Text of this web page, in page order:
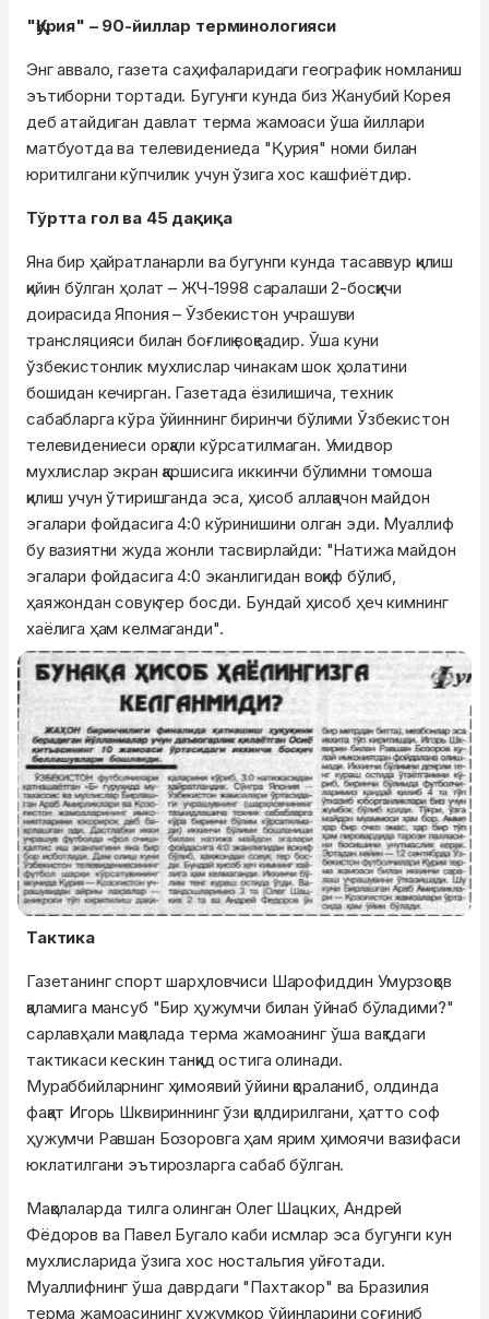
"Қурия" – 90-йиллар терминологияси
Энг аввало, газета саҳифаларидаги географик номланиш
эътиборни тортади. Бугунги кунда биз Жанубий Корея
деб атайдиган давлат терма жамоаси ўша йиллари
матбуотда ва телевидениеда "Қурия" номи билан
юритилгани кўпчилик учун ўзига хос кашфиётдир.
Тўртта гол ва 45 дақиқа
Яна бир ҳайратланарли ва бугунги кунда тасаввур қилиш
қийин бўлган ҳолат – ЖЧ-1998 саралаши 2-босқичи
доирасида Япония – Ўзбекистон учрашуви
трансляцияси билан боғлиқ воқеадир. Ўша куни
ўзбекистонлик мухлислар чинакам шок ҳолатини
бошидан кечирган. Газетада ёзилишича, техник
сабабларга кўра ўйиннинг биринчи бўлими Ўзбекистон
телевидениеси орқали кўрсатилмаган. Умидвор
мухлислар экран қаршисига иккинчи бўлимни томоша
қилиш учун ўтиришганда эса, ҳисоб аллақачон майдон
эгалари фойдасига 4:0 кўринишини олган эди. Муаллиф
бу вазиятни жуда жонли тасвирлайди: "Натижа майдон
эгалари фойдасига 4:0 эканлигидан воқиф бўлиб,
ҳаяжондан совуқ тер босди. Бундай ҳисоб ҳеч кимнинг
хаёлига ҳам келмаганди".
Тактика
Газетанинг спорт шарҳловчиси Шарофиддин Умурзоқов
қаламига мансуб "Бир ҳужумчи билан ўйнаб бўладими?"
сарлавҳали мақолада терма жамоанинг ўша вақтдаги
тактикаси кескин танқид остига олинади.
Мураббийларнинг ҳимоявий ўйини қораланиб, олдинда
фақат Игорь Шквириннинг ўзи қолдирилгани, ҳатто соф
ҳужумчи Равшан Бозоровга ҳам ярим ҳимоячи вазифаси
юклатилгани эътирозларга сабаб бўлган.
Мақолаларда тилга олинган Олег Шацких, Андрей
Фёдоров ва Павел Бугало каби исмлар эса бугунги кун
мухлисларида ўзига хос ностальгия уйғотади.
Муаллифнинг ўша даврдаги "Пахтакор" ва Бразилия
терма жамоасининг ҳужумкор ўйинларини соғиниб